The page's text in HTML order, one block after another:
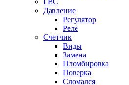
ГВС
Давление
Регулятор
Реле
Счетчик
Виды
Замена
Пломбировка
Поверка
Сломался